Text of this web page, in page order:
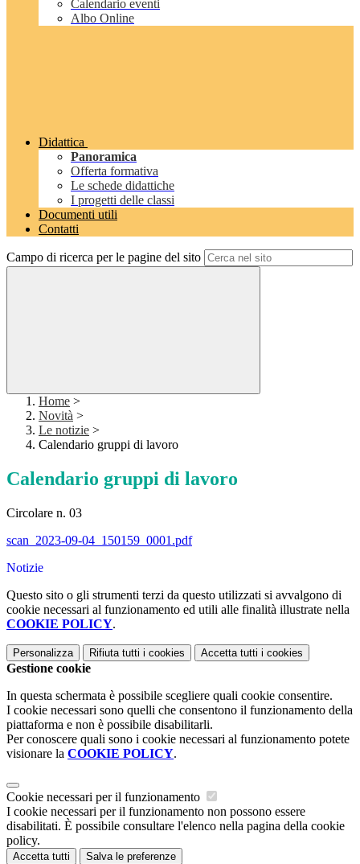
Calendario eventi
Albo Online
Didattica
Panoramica
Offerta formativa
Le schede didattiche
I progetti delle classi
Documenti utili
Contatti
Campo di ricerca per le pagine del sito
Home >
Novità >
Le notizie >
Calendario gruppi di lavoro
Calendario gruppi di lavoro
Circolare n. 03
scan_2023-09-04_150159_0001.pdf
Notizie
Questo sito o gli strumenti terzi da questo utilizzati si avvalgono di
cookie necessari al funzionamento ed utili alle finalità illustrate nella
COOKIE POLICY.
Personalizza Rifiuta tutti i cookies Accetta tutti i cookies
Gestione cookie
In questa schermata è possibile scegliere quali cookie consentire.
I cookie necessari sono quelli che consentono il funzionamento della
piattaforma e non è possibile disabilitarli.
Per conoscere quali sono i cookie necessari al funzionamento potete
visionare la COOKIE POLICY.
Cookie necessari per il funzionamento
I cookie necessari per il funzionamento non possono essere
disabilitati. È possibile consultare l'elenco nella pagina della cookie
policy.
Accetta tutti Salva le preferenze